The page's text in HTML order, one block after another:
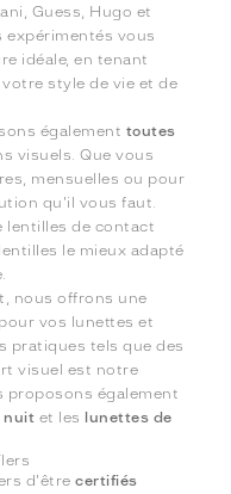
Guess, Hugo et
expérimentés vous
idéale, en tenant
style de vie et de
également toutes
visuels. Que vous
mensuelles ou pour
qu'il vous faut.
lentilles de contact
le mieux adapté
nous offrons une
pour vos lunettes et
pratiques tels que des
visuel est notre
proposons également
nuit et les
lunettes de
d'êtrecertifiés